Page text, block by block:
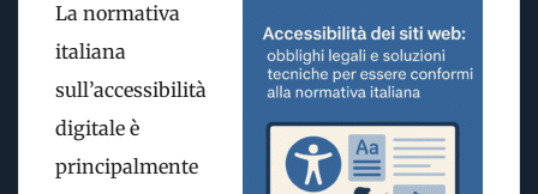
La normativa
italiana
sull’accessibilità
digitale è
principalmente